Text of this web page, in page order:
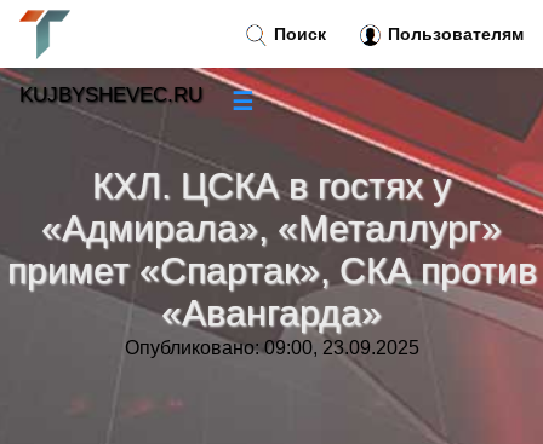
КХЛ. ЦСКА в гостях у
«Адмирала», «Металлург»
примет «Спартак», СКА против
«Авангарда»
Опубликовано: 09:00, 23.09.2025
Поиск Пользователям
KUJBYSHEVEC.RU ☰
Новости
Тренды новостей »
Рубрики»
»